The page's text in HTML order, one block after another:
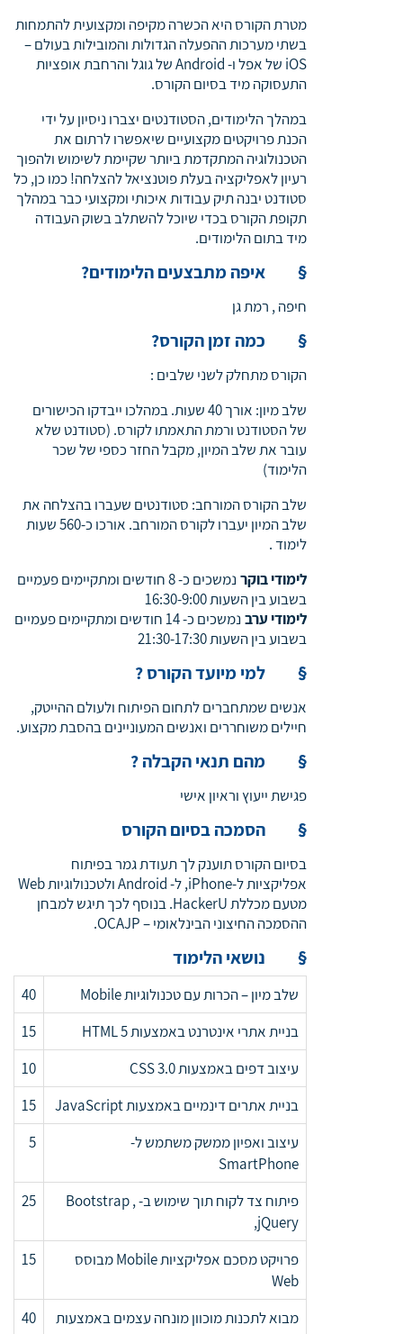
מטרת הקורס היא הכשרה מקיפה ומקצועית להתמחות
בשתי מערכות ההפעלה הגדולות והמובילות בעולם –
iOS של אפל ו- Android של גוגל והרחבת אופציות
התעסוקה מיד בסיום הקורס.
במהלך הלימודים, הסטודנטים יצברו ניסיון על ידי
הכנת פרויקטים מקצועיים שיאפשרו לרתום את
הטכנולוגיה המתקדמת ביותר שקיימת לשימוש ולהפוך
רעיון לאפליקציה בעלת פוטנציאל להצלחה! כמו כן, כל
סטודנט יבנה תיק עבודות איכותי ומקצועי כבר במהלך
תקופת הקורס בכדי שיוכל להשתלב בשוק העבודה
מיד בתום הלימודים.
§ איפה מתבצעים הלימודים?
חיפה , רמת גן
§ כמה זמן הקורס?
הקורס מתחלק לשני שלבים :
שלב מיון: אורך 40 שעות. במהלכו ייבדקו הכישורים
של הסטודנט ורמת התאמתו לקורס. (סטודנט שלא
עובר את שלב המיון, מקבל החזר כספי של שכר
הלימוד)
שלב הקורס המורחב: סטודנטים שעברו בהצלחה את
שלב המיון יעברו לקורס המורחב. אורכו כ-560 שעות
לימוד .
לימודי בוקר
נמשכים כ- 8 חודשים ומתקיימים פעמיים
בשבוע בין השעות 16:30-9:00
לימודי ערב
נמשכים כ- 14 חודשים ומתקיימים פעמיים
בשבוע בין השעות 21:30-17:30
§ למי מיועד הקורס?
אנשים שמתחברים לתחום הפיתוח ולעולם ההייטק,
חיילים משוחררים ואנשים המעוניינים בהסבת מקצוע.
§ מהם תנאי הקבלה?
פגישת ייעוץ וראיון אישי
§ הסמכה בסיום הקורס
בסיום הקורס תוענק לך תעודת גמר בפיתוח
אפליקציות ל-iPhone, ל- Android ולטכנולוגיות Web
מטעם מכללת HackerU. בנוסף לכך תיגש למבחן
ההסמכה החיצוני הבינלאומי – OCAJP.
§ נושאי הלימוד
שלב מיון – הכרות עם טכנולוגיות Mobile
40
בניית אתרי אינטרנט באמצעות HTML 5
15
עיצוב דפים באמצעות CSS 3.0
10
בניית אתרים דינמיים באמצעות JavaScript
15
עיצוב ואפיון ממשק משתמש ל-
SmartPhone
5
פיתוח צד לקוח תוך שימוש ב- Bootstrap ,
,jQuery
25
פרויקט מסכם אפליקציות Mobile מבוסס
Web
15
מבוא לתכנות מוכוון מונחה עצמים באמצעות
40